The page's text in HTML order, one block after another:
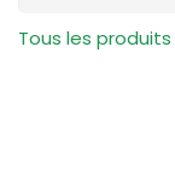
Tous les produits